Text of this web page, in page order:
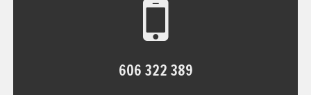
606 322 389